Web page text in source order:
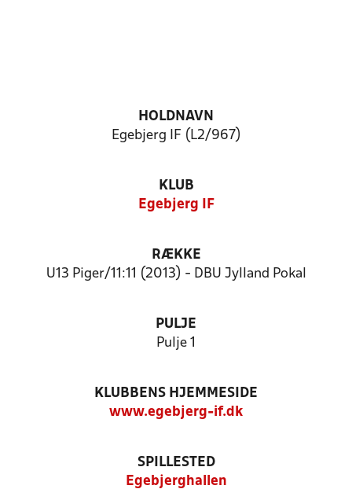
HOLDNAVN
Egebjerg IF (L2/967)
KLUB
Egebjerg IF
RÆKKE
U13 Piger/11:11 (2013) - DBU Jylland Pokal
PULJE
Pulje 1
KLUBBENS HJEMMESIDE
www.egebjerg-if.dk
SPILLESTED
Egebjerghallen